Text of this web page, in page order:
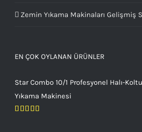
Zemin Yıkama Makinaları Gelişmiş
EN ÇOK OYLANAN ÜRÜNLER
Star Combo 10/1 Profesyonel Halı-
Yıkama Makinesi